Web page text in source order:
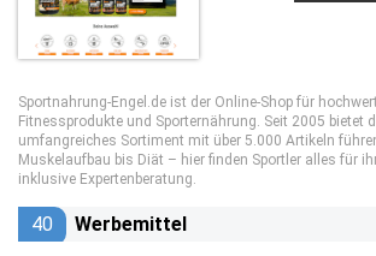
Sportnahrung-Engel.de ist der Online-Shop für
Fitnessprodukte und Sporternährung. Seit 2005 bietet
umfangreiches Sortiment mit über 5.000 Artikeln
Muskelaufbau bis Diät – hier finden Sportler alles für
inklusive Expertenberatung.
40 Werbemittel